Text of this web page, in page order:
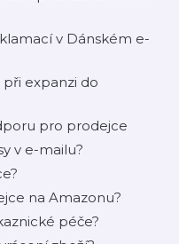
v Dánském e-
při expanzi do
pro prodejce
v e-mailu?
na Amazonu?
péče?